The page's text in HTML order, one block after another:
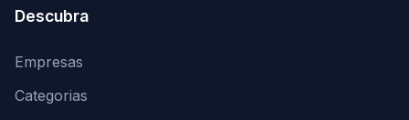
Descubra
Empresas
Categorias